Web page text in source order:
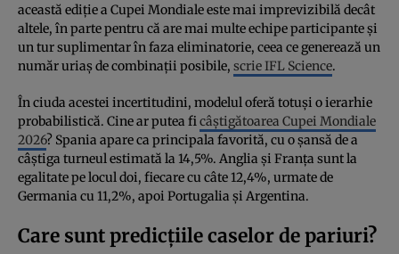
această ediție a Cupei Mondiale este mai imprevizibilă decât
altele, în parte pentru că are mai multe echipe participante și
un tur suplimentar în faza eliminatorie, ceea ce generează un
număr uriaș de combinații posibile, scrie IFL Science.
În ciuda acestei incertitudini, modelul oferă totuși o ierarhie
probabilistică. Cine ar putea ficâștigătoarea Cupei Mondiale
2026? Spania apare ca principala favorită, cu o șansă de a
câștiga turneul estimată la 14,5%. Anglia și Franța sunt la
egalitate pe locul doi, fiecare cu câte 12,4%, urmate de
Germania cu 11,2%, apoi Portugalia și Argentina.
Care sunt predicțiile caselor de pariuri?